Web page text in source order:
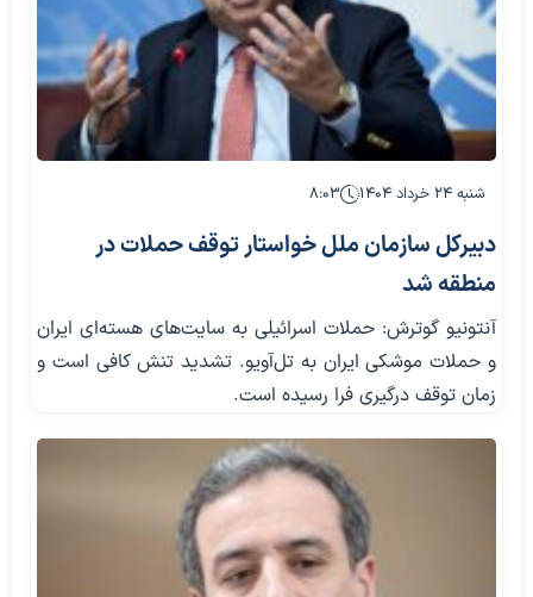
شنبه ۲۴ خرداد ۱۴۰۴ ۸:۰۳
دبیرکل سازمان ملل خواستار توقف حملات در
منطقه شد
آنتونیو گوترش: حملات اسرائیلی به سایت‌های هسته‌ای ایران
و حملات موشکی ایران به تل‌آویو. تشدید تنش کافی است و
زمان توقف درگیری فرا رسیده است.